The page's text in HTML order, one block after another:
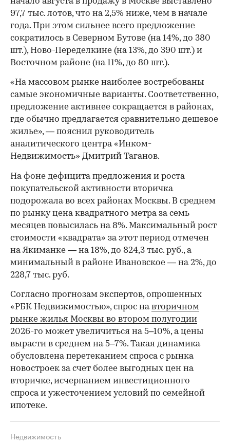
97,7 тыс. лотов, что на 2,5% ниже, чем в начале
года. При этом сильнее всего предложение
сократилось в Северном Бутове (на 14%, до 380
шт.), Ново-Переделкине (на 13%, до 390 шт.) и
Восточном районе (на 11%, до 80 шт.).
«На массовом рынке наиболее востребованы
самые экономичные варианты. Соответственно,
предложение активнее сокращается в районах,
где обычно предлагается сравнительно дешевое
жилье», — пояснил руководитель
аналитического центра «Инком-
Недвижимость» Дмитрий Таганов.
00:00
На фоне дефицита предложения и роста
покупательской активности вторичка
подорожала во всех районах Москвы. В среднем
по рынку цена квадратного метра за семь
месяцев повысилась на 8%. Максимальный рост
стоимости «квадрата» за этот период отмечен
на Якиманке — на 18%, до 824,3 тыс. руб., а
минимальный в районе Ивановское — на 2%, до
228,7 тыс. руб.
Согласно прогнозам экспертов, опрошенных
«РБК Недвижимостью», спрос навторичном
рынке жилья Москвы во втором полугодии
2026-го может увеличиться на 5–10%, а цены
вырасти в среднем на 5–7%. Такая динамика
обусловлена перетеканием спроса с рынка
новостроек за счет более выгодных цен на
вторичке, исчерпанием инвестиционного
спроса и ужесточением условий по семейной
ипотеке.
Недвижимость